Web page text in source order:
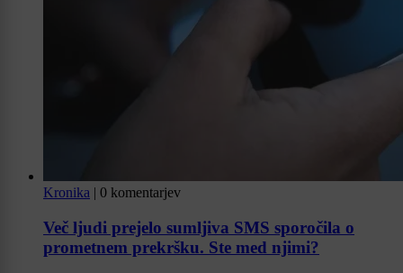
Kronika | 0 komentarjev
Več ljudi prejelo sumljiva SMS sporočila o
prometnem prekršku. Ste med njimi?